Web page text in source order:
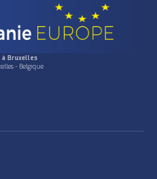
à Bruxelles
- Belgique